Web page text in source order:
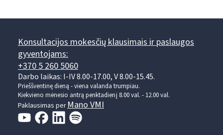
Konsultacijos mokesčių klausimais ir paslaugos
gyventojams:
+370 5 260 5060
Darbo laikas: I-IV 8.00-17.00, V 8.00-15.45.
Prieššventinę dieną - viena valanda trumpiau.
Kiekvieno mėnesio antrą penktadienį 8.00 val. - 12.00 val.
Paklausimas per Mano VMI